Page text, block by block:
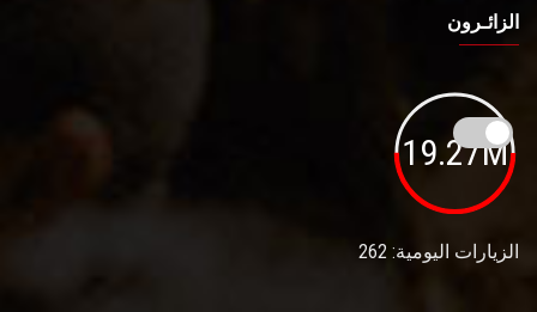
الزائـرون
19.27M
الزيارات اليومية: 262